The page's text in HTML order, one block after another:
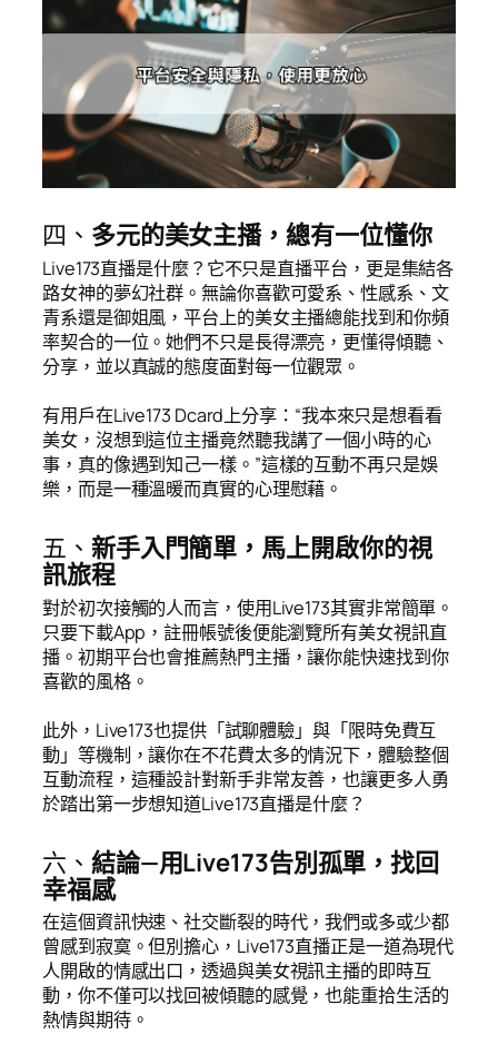
四、 多元的美女主播，總有一位懂你
Live173直播是什麼？它不只是直播平台，更是集結各
路女神的夢幻社群。無論你喜歡可愛系、性感系、文
青系還是御姐風，平台上的美女主播總能找到和你頻
率契合的一位。她們不只是長得漂亮，更懂得傾聽、
分享，並以真誠的態度面對每一位觀眾。
有用戶在Live173 Dcard上分享：“我本來只是想看看
美女，沒想到這位主播竟然聽我講了一個小時的心
事，真的像遇到知己一樣。”這樣的互動不再只是娛
樂，而是一種溫暖而真實的心理慰藉。
五、 新手入門簡單，馬上開啟你的視
訊旅程
對於初次接觸的人而言，使用Live173其實非常簡單。
只要下載App，註冊帳號後便能瀏覽所有美女視訊直
播。初期平台也會推薦熱門主播，讓你能快速找到你
喜歡的風格。
此外，Live173也提供「試聊體驗」與「限時免費互
動」等機制，讓你在不花費太多的情況下，體驗整個
互動流程，這種設計對新手非常友善，也讓更多人勇
於踏出第一步想知道Live173直播是什麼？
六、 結論—用Live173告別孤單，找回
幸福感
在這個資訊快速、社交斷裂的時代，我們或多或少都
曾感到寂寞。但別擔心，Live173直播正是一道為現代
人開啟的情感出口，透過與美女視訊主播的即時互
動，你不僅可以找回被傾聽的感覺，也能重拾生活的
熱情與期待。